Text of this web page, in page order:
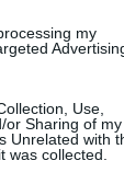
my
Use,
or Sharing of my
Unrelated with
was collected.